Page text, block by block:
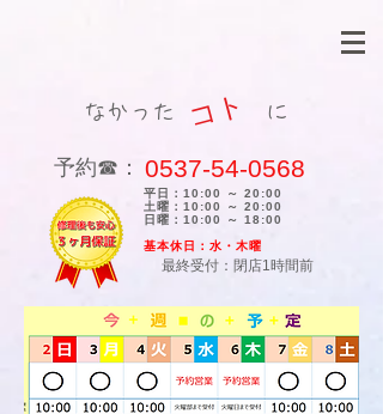
コト
なかった に
​予約☎： 0537-54-0568
平日：10:00 ～ 20:00
土曜：10:00 ～ 20:00
日曜：10:00 ～ 18:00
​基本休日：水・木曜
最終受付：閉店1時間前